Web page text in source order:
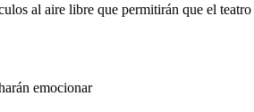
al aire libre que permitirán que el
emocionar